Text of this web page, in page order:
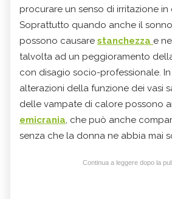
procurare un senso di irritazione in
Soprattutto quando anche il
possono causare stanchezza e
talvolta ad un peggioramento
con disagio socio-professionale.
alterazioni della funzione dei vasi
delle vampate di calore possono
emicrania, che può anche
senza che la donna ne abbia mai
Continua a leggere dopo la